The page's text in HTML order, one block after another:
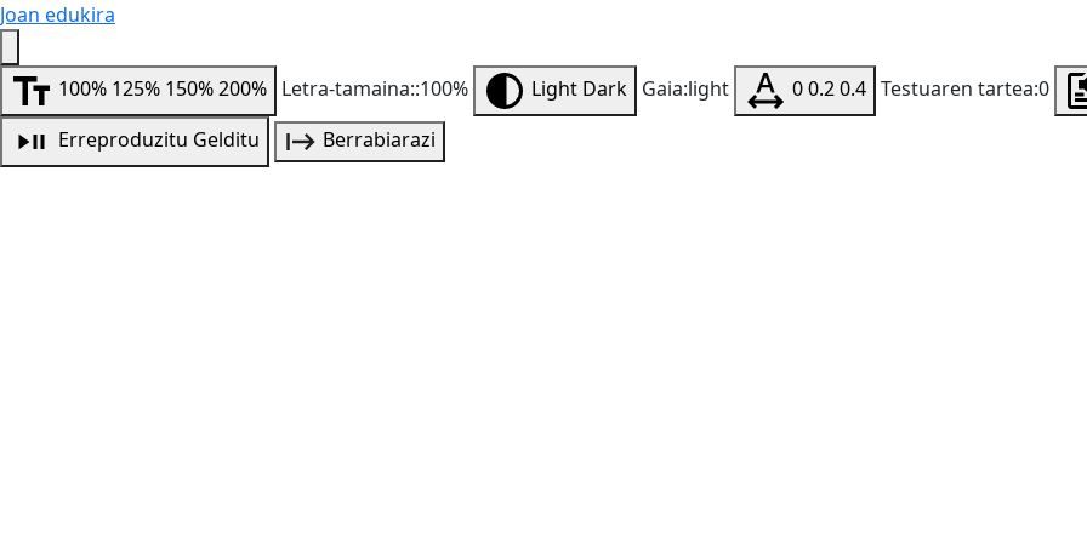
Joan edukira
100% 125% 150%200% Letra-tamaina::100% Light Dark Gaia:light 00.20.4 Testuaren tartea:0
Erreproduzitu Gelditu Berrabiarazi